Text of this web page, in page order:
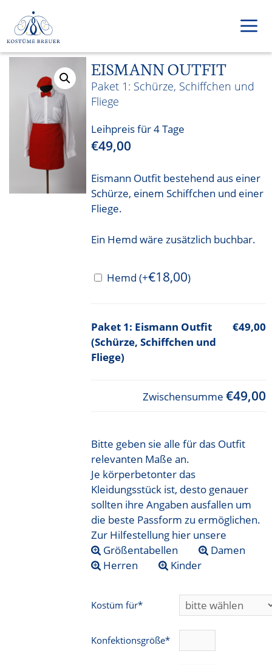
Inhalt
springen
EISMANN OUTFIT
Schürze, Schiffchen und
Fliege
Leihpreis für 4 Tage
€49,00
Eismann Outfit bestehend aus einer
Schürze, einem Schiffchen und einer
Fliege.
Ein Hemd wäre zusätzlich buchbar.
Hemd(+€18,00)
Eismann Outfit
(Schürze, Schiffchen und
Fliege)
€49,00
Zwischensumme €49,00
Bitte geben sie alle für das Outfit
relevanten Maße an.
Je körperbetonter das
Kleidungsstück ist, desto genauer
sollten ihre Angaben ausfallen um
die beste Passform zu ermöglichen.
Zur Hilfestellung hier unsere
Größentabellen
Damen
Herren
Kinder
Kostüm für*
Konfektionsgröße*